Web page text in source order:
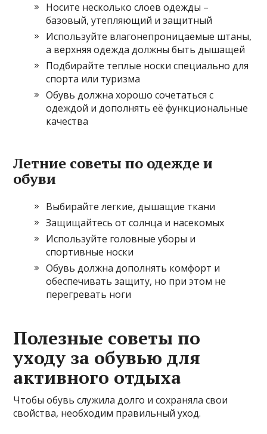
Носите несколько слоев одежды –
базовый, утепляющий и защитный
Используйте влагонепроницаемые штаны,
а верхняя одежда должны быть дышащей
Подбирайте теплые носки специально для
спорта или туризма
Обувь должна хорошо сочетаться с
одеждой и дополнять её функциональные
качества
Летние советы по одежде и
обуви
Выбирайте легкие, дышащие ткани
Защищайтесь от солнца и насекомых
Используйте головные уборы и
спортивные носки
Обувь должна дополнять комфорт и
обеспечивать защиту, но при этом не
перегревать ноги
Полезные советы по
уходу за обувью для
активного отдыха
Чтобы обувь служила долго и сохраняла свои
свойства, необходим правильный уход.